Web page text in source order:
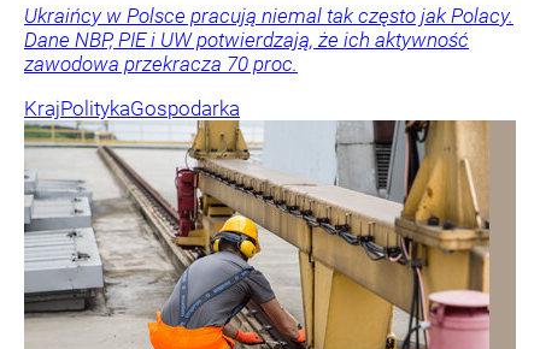
Ukraińcy w Polsce pracują niemal tak często jak Polacy.
Dane NBP, PIE i UW potwierdzają, że ich aktywność
zawodowa przekracza 70 proc.
KrajPolitykaGospodarka